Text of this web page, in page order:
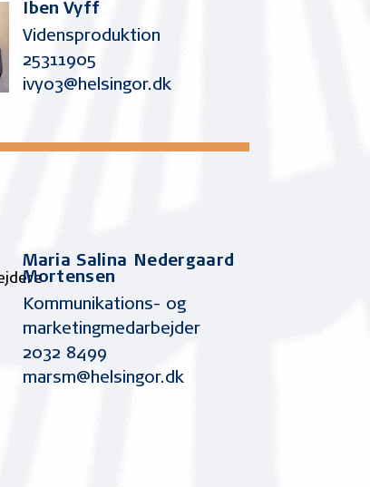
Iben Vyff
Vidensproduktion
25311905
ivy03@helsingor.dk
Maria Salina Nedergaard
Mortensen
Kommunikations- og
marketingmedarbejder
2032 8499
marsm@helsingor.dk